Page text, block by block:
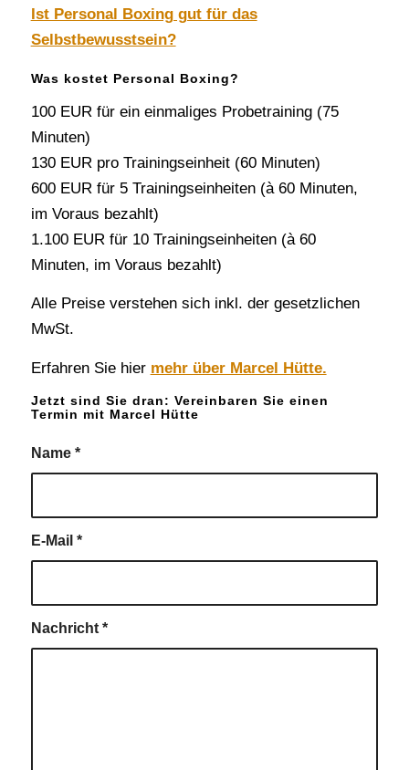
Ist Personal Boxing gut für das
Selbstbewusstsein?
Was kostet Personal Boxing?
100 EUR für ein einmaliges Probetraining (75
Minuten)
130 EUR pro Trainingseinheit (60 Minuten)
600 EUR für 5 Trainingseinheiten (à 60 Minuten,
im Voraus bezahlt)
1.100 EUR für 10 Trainingseinheiten (à 60
Minuten, im Voraus bezahlt)
Alle Preise verstehen sich inkl. der gesetzlichen
MwSt.
Erfahren Sie hier mehr über Marcel Hütte.
Jetzt sind Sie dran: Vereinbaren Sie einen
Termin mit Marcel Hütte
Name *
E-Mail *
Nachricht *